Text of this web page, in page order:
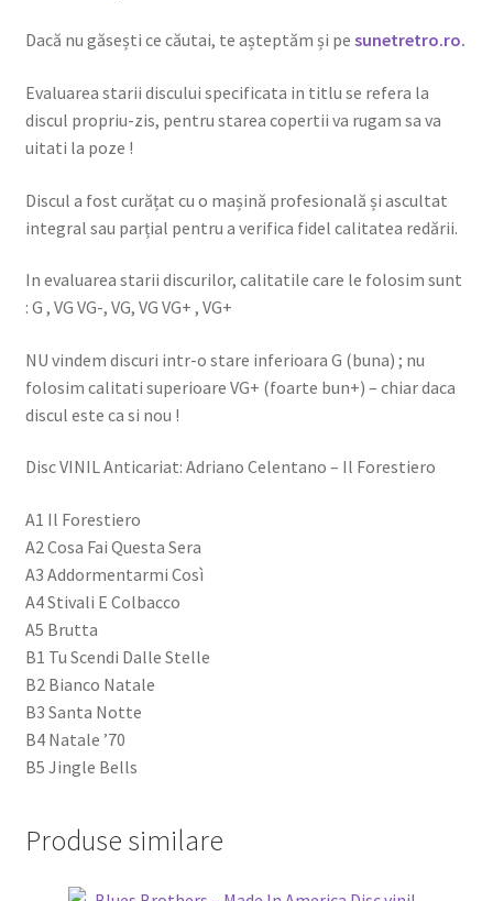
Dacă nu găsești ce căutai, te așteptăm și pe sunetretro.ro.
Evaluarea starii discului specificata in titlu se refera la
discul propriu-zis, pentru starea copertii va rugam sa va
uitati la poze !
Discul a fost curățat cu o mașină profesională și ascultat
integral sau parțial pentru a verifica fidel calitatea redării.
In evaluarea starii discurilor, calitatile care le folosim sunt
: G , VG VG-, VG, VG VG+ , VG+
NU vindem discuri intr-o stare inferioara G (buna) ; nu
folosim calitati superioare VG+ (foarte bun+) – chiar daca
discul este ca si nou !
Disc VINIL Anticariat: Adriano Celentano – Il Forestiero
A1 Il Forestiero
A2 Cosa Fai Questa Sera
A3 Addormentarmi Così
A4 Stivali E Colbacco
A5 Brutta
B1 Tu Scendi Dalle Stelle
B2 Bianco Natale
B3 Santa Notte
B4 Natale ’70
B5 Jingle Bells
Produse similare